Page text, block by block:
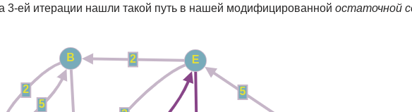
3-ей итерации нашли такой путь в нашей модифицированной остаточной